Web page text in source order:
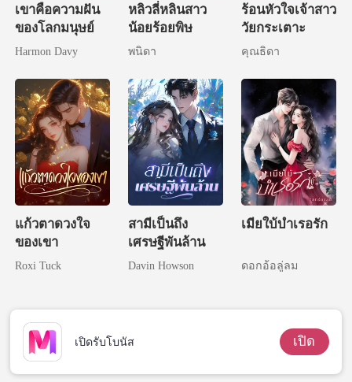
เขาคือความฝัน
ของโลกมนุษย์
Harmon Davy
หลิวลี่หลินสาว
น้อยร้อยพิษ
พนิดา
ร้อนหัวใจเจ้าสาว
วัยกระเตาะ
คุณธิดา
แก้วตาดวงใจ
ของเขา
Roxi Tuck
สามีเป็นถึง
เศรษฐีพันล้าน
Davin Howson
เมียใบ้บำเรอรัก
ดอกอ้อลู่ลม
เปิดรับโบนัส เปิด